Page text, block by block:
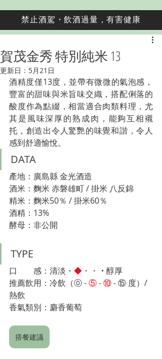
禁止酒駕・飲酒過量，有害健康
賀茂金秀 特別純米 13
更新日： 5月21日
酒精度僅13度，並帶有微微的氣泡感，
豐富的甜味與米旨味交織，搭配俐落的
酸度作為點綴，相當適合肉類料理，尤
其是風味深厚的熟成肉，能夠互相襯
托，創造出令人驚艷的味覺和諧，令人
感到舒適愉悅。
DATA
產地：廣島縣 金光酒造
酒米： 麴米 赤磐雄町 / 掛米 八反錦
精米： 麴米50％ / 掛米60％
酒精：13%
酵母： 非公開
TYPE
口　　感：清淡・ ◆ ・・ ・ 醇厚
推薦飲用：冷飲（⓪ - ⑤ - ⑩- ⑮ 度） /
熱飲
香氣類別：麝香葡萄
搭餐建議